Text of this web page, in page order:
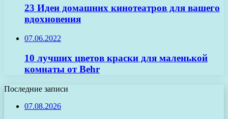
23 Идеи домашних кинотеатров для вашего
вдохновения
07.06.2022
10 лучших цветов краски для маленькой
комнаты от Behr
Последние записи
07.08.2026